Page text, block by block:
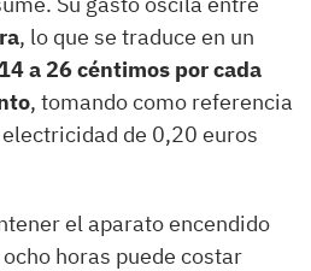
, lo que se traduce en un
14 a 26 céntimos por cada
, tomando como referencia
de 0,20 euros
el aparato encendido
horas puede costar